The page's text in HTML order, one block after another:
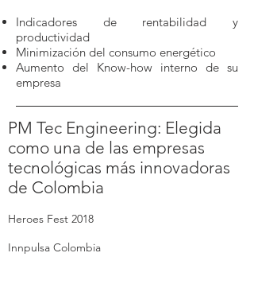
Indicadores de rentabilidad y
productividad
Minimización del consumo energético
Aumento del Know-how interno de su
empresa
PM Tec Engineering: Elegida
como una de las empresas
tecnológicas más innovadoras
de Colombia
Heroes Fest 2018
Innpulsa Colombia